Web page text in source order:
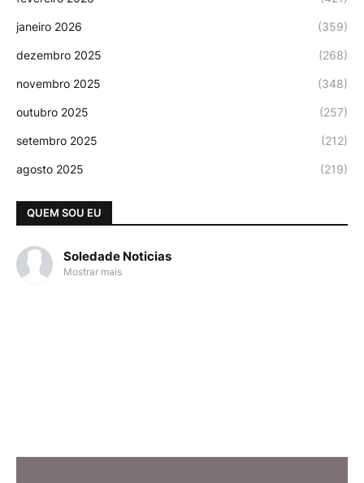
janeiro 2026 (359)
dezembro 2025 (268)
novembro 2025 (348)
outubro 2025 (257)
setembro 2025 (212)
agosto 2025 (219)
QUEM SOU EU
Soledade Noticias
Mostrar mais